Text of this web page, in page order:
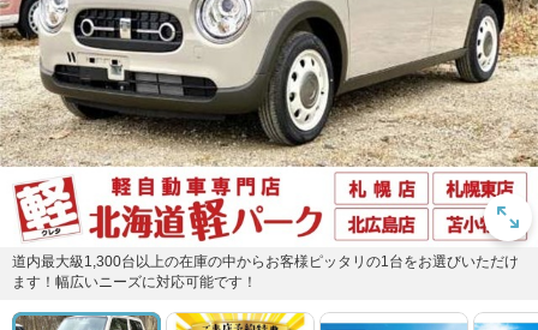
道内最大級1,300台以上の在庫の中からお客様ピッタリの1台をお選びいただけ
ます！幅広いニーズに対応可能です！